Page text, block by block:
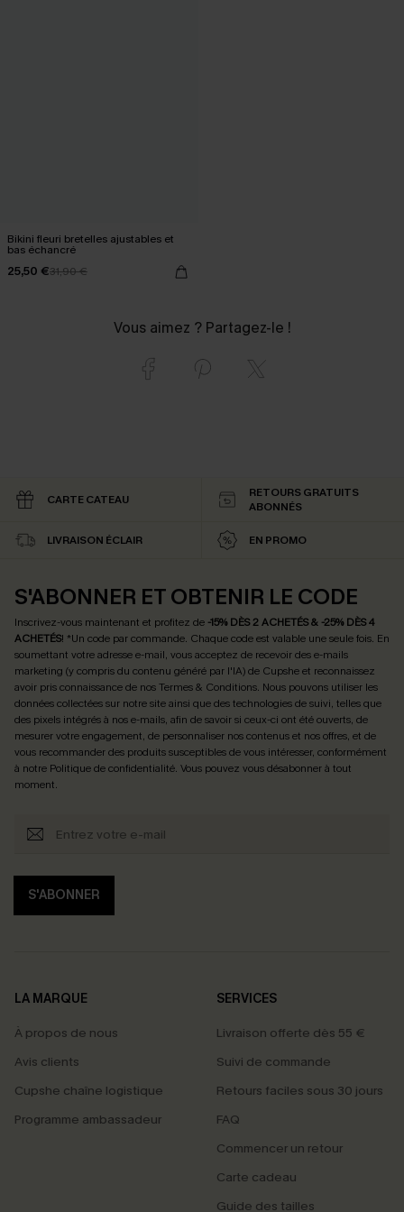
Bikini fleuri bretelles ajustables et
bas échancré
25,50 €31,90 €
Vous aimez ? Partagez-le !
CARTE CATEAU
RETOURS GRATUITS
ABONNÉS
LIVRAISON ÉCLAIR EN PROMO
S'ABONNER ET OBTENIR LE CODE
Inscrivez-vous maintenant et profitez de -15% DÈS 2 ACHETÉS & -25% DÈS 4
ACHETÉS! *Un code par commande. Chaque code est valable une seule fois. En
soumettant votre adresse e-mail, vous acceptez de recevoir des e-mails
marketing (y compris du contenu généré par l'IA) de Cupshe et reconnaissez
avoir pris connaissance de nosTermes & Conditions. Nous pouvons utiliser les
données collectées sur notre site ainsi que des technologies de suivi, telles que
des pixels intégrés à nos e-mails, afin de savoir si ceux-ci ont été ouverts, de
mesurer votre engagement, de personnaliser nos contenus et nos offres, et de
vous recommander des produits susceptibles de vous intéresser, conformément
à notre Politique de confidentialité. Vous pouvez vous désabonner à tout
moment.
S'ABONNER
LA MARQUE
À propos de nous
Avis clients
Cupshe chaîne logistique
Programme ambassadeur
SERVICES
Livraison offerte dès 55 €
Suivi de commande
Retours faciles sous 30 jours
FAQ
Commencer un retour
Carte cadeau
Guide des tailles